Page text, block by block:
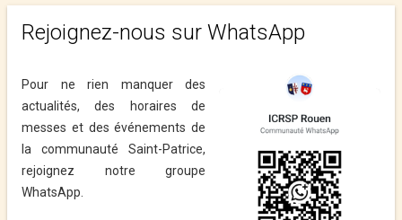
Rejoignez-nous sur WhatsApp
Pour ne rien manquer des
actualités, des horaires de
messes et des événements de
la communauté Saint-Patrice,
rejoignez notre groupe
WhatsApp.